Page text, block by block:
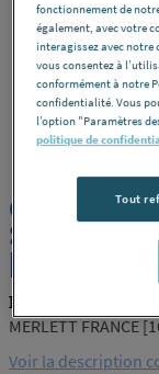
GAINE PU
SUPERFLEX
[160]
MERLETT 160
MERLETT FRANCE
Voir la description
fonctionnement de
également, avec votre
interagissez avec notre
vous consentez à
conformément à notre
confidentialité. Vous
l’option "Paramètres
politique de
Tout